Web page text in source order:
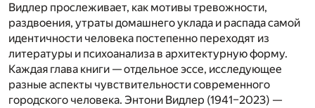
Видлер прослеживает, как мотивы тревожности,
раздвоения, утраты домашнего уклада и распада самой
идентичности человека постепенно переходят из
литературы и психоанализа в архитектурную форму.
Каждая глава книги — отдельное эссе, исследующее
разные аспекты чувствительности современного
городского человека. Энтони Видлер (1941–2023) —